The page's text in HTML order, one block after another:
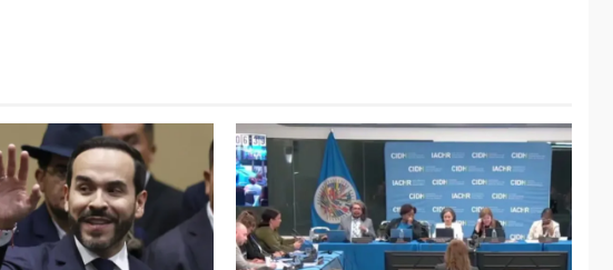
2
metálicas como
terminales
temporales en
Aeropuerto de
Maiquetía